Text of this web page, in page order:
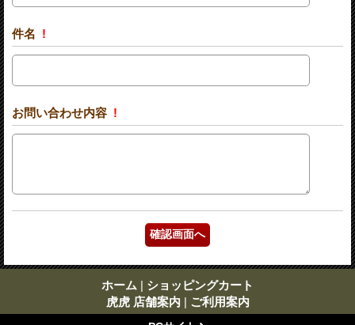
件名 !
お問い合わせ内容 !
ホーム | ショッピングカート
虎虎 店舗案内 | ご利用案内